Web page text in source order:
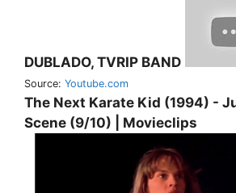
DUBLADO, TVRIP BAND
Source: Youtube.com
The Next Karate Kid (1994) -
Scene (9/10) | Movieclips